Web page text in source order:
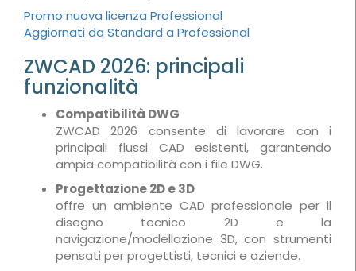
Promo nuova licenza Professional
Aggiornati da Standard a Professional
ZWCAD 2026: principali
funzionalità
Compatibilità DWG
ZWCAD 2026 consente di lavorare con i
principali flussi CAD esistenti, garantendo
ampia compatibilità con i file DWG.
Progettazione 2D e 3D
offre un ambiente CAD professionale per il
disegno tecnico 2D e la
navigazione/modellazione 3D, con strumenti
pensati per progettisti, tecnici e aziende.